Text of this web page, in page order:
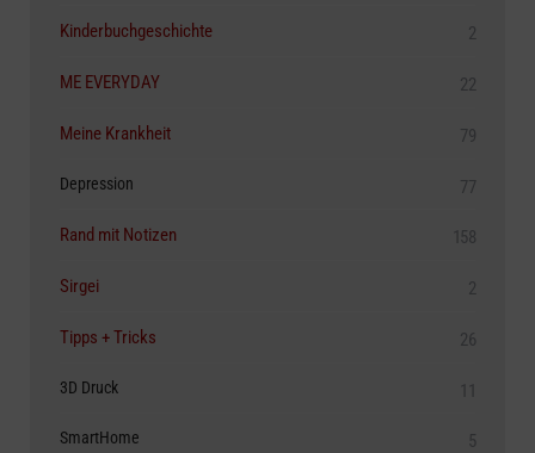
Kinderbuchgeschichte 2
ME EVERYDAY 22
Meine Krankheit 79
Depression 77
Rand mit Notizen 158
Sirgei 2
Tipps + Tricks 26
3D Druck 11
SmartHome 5